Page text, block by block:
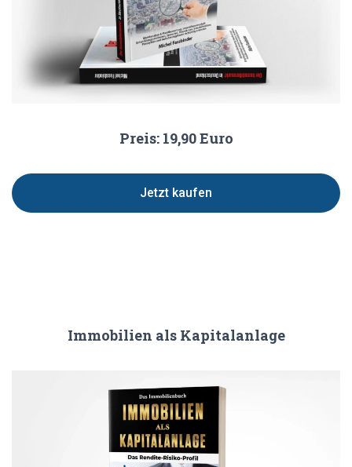
Preis: 19,90 Euro
Jetzt kaufen
Immobilien als Kapitalanlage